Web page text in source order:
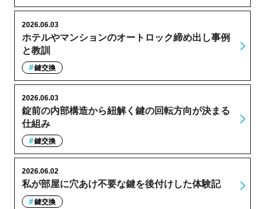
ホテルやマンションのオートロック締め出し事例
と教訓
2026.06.03
鍵交換
錠前の内部構造から紐解く鍵の回転方向が決まる
仕組み
2026.06.03
鍵交換
私が部屋に穴あけ不要な鍵を後付けした体験記
2026.06.02
鍵交換